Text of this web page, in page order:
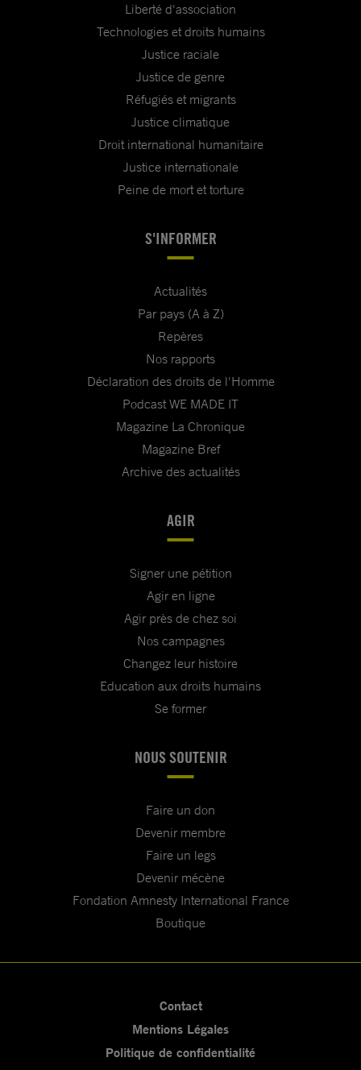
Liberté d'association
Technologies et droits humains
Justice raciale
Justice de genre
Réfugiés et migrants
Justice climatique
Droit international humanitaire
Justice internationale
Peine de mort et torture
S'INFORMER
Actualités
Par pays (A à Z)
Repères
Nos rapports
Déclaration des droits de l'Homme
Podcast WE MADE IT
Magazine La Chronique
Magazine Bref
Archive des actualités
AGIR
Signer une pétition
Agir en ligne
Agir près de chez soi
Nos campagnes
Changez leur histoire
Education aux droits humains
Se former
NOUS SOUTENIR
Faire un don
Devenir membre
Faire un legs
Devenir mécène
Fondation Amnesty International France
Boutique
Contact
Mentions Légales
Politique de confidentialité